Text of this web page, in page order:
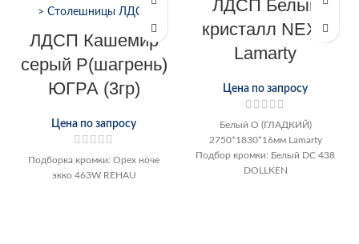
ЛДСП Кашемир
серый Р(шагрень)
ЮГРА (3гр)
Цена по запросу
Подборка кромки: Орех ноче
экко 463W REHAU
ЛДСП Белый
кристалл NEXT
Lamarty
Цена по запросу
Белый О (ГЛАДКИЙ)
2750*1830*16мм Lamarty
Подбор кромки: Белый DC 438
DOLLKEN